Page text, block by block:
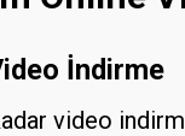
İndirme
video